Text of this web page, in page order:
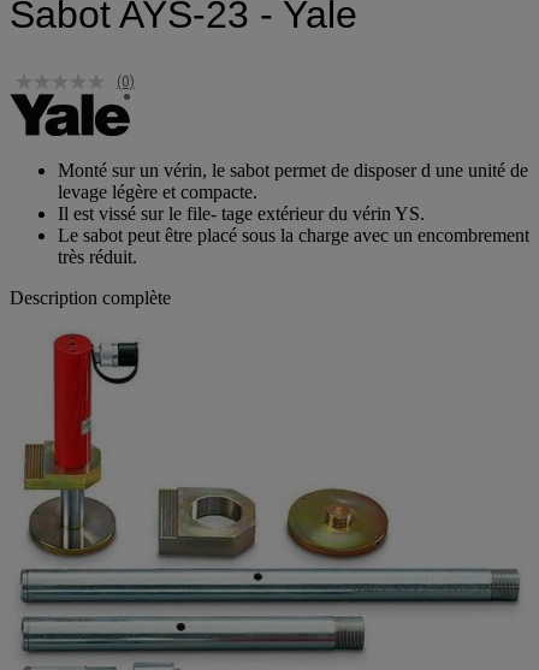
Sabot AYS-23 - Yale
(0)
Monté sur un vérin, le sabot permet de disposer d une unité de
levage légère et compacte.
Il est vissé sur le file- tage extérieur du vérin YS.
Le sabot peut être placé sous la charge avec un encombrement